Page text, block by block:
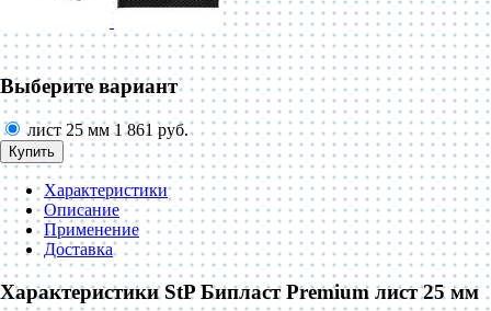
Выберите вариант
лист 25 мм1 861 руб.
Купить
Характеристики
Описание
Применение
Доставка
Характеристики StP Бипласт Premium лист 25 мм